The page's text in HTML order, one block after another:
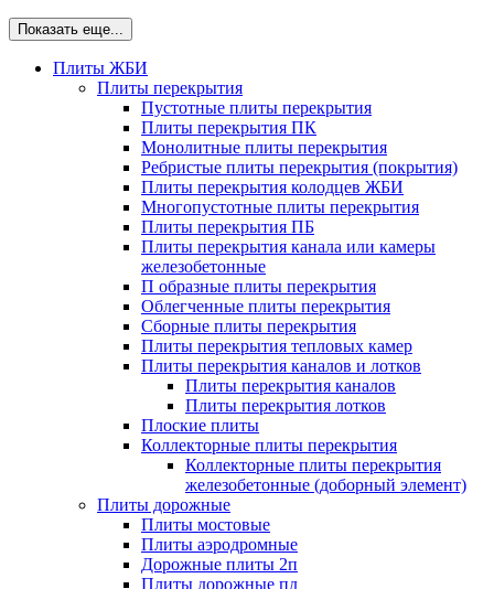
Показать еще...
Плиты ЖБИ
Плиты перекрытия
Пустотные плиты перекрытия
Плиты перекрытия ПК
Монолитные плиты перекрытия
Ребристые плиты перекрытия (покрытия)
Плиты перекрытия колодцев ЖБИ
Многопустотные плиты перекрытия
Плиты перекрытия ПБ
Плиты перекрытия канала или камеры
железобетонные
П образные плиты перекрытия
Облегченные плиты перекрытия
Сборные плиты перекрытия
Плиты перекрытия тепловых камер
Плиты перекрытия каналов и лотков
Плиты перекрытия каналов
Плиты перекрытия лотков
Плоские плиты
Коллекторные плиты перекрытия
Коллекторные плиты перекрытия
железобетонные (доборный элемент)
Плиты дорожные
Плиты мостовые
Плиты аэродромные
Дорожные плиты 2п
Плиты дорожные пд